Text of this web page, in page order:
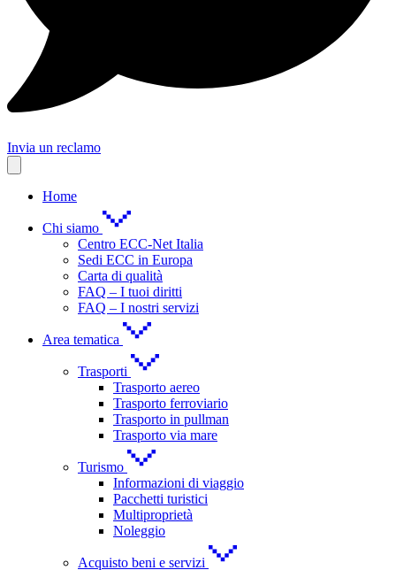
Invia un reclamo
Home
Chi siamo
Centro ECC-Net Italia
Sedi ECC in Europa
Carta di qualità
FAQ – I tuoi diritti
FAQ – I nostri servizi
Area tematica
Trasporti
Trasporto aereo
Trasporto ferroviario
Trasporto in pullman
Trasporto via mare
Turismo
Informazioni di viaggio
Pacchetti turistici
Multiproprietà
Noleggio
Acquisto beni e servizi